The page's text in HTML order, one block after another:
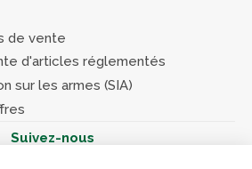
de vente
d'articles réglementés
sur les armes (SIA)
Suivez-nous